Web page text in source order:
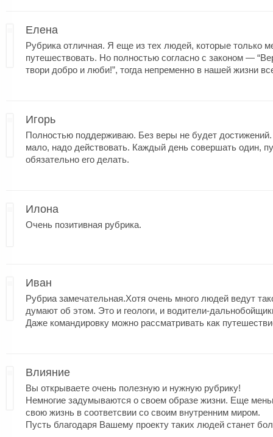
Елена
Рубрика отличная. Я еще из тех людей, которые только
путешествовать. Но полностью согласно с законом —
твори добро и люби!”, тогда непременно в нашей жизни
Игорь
Полностью поддерживаю. Без веры не будет
мало, надо действовать. Каждый день совершать один,
обязательно его делать.
Илона
Очень позитивная рубрика.
Иван
Рубриа замечательная.Хотя очень много людей ведут
думают об этом. Это и геологи, и водители-
Даже командировку можно рассматривать как
Влияние
Вы открываете очень полезную и нужную рубрику!
Немногие задумываются о своем образе жизни. Еще
свою жизнь в соответсвии со своим внутренним миром.
Пусть благодаря Вашему проекту таких людей станет